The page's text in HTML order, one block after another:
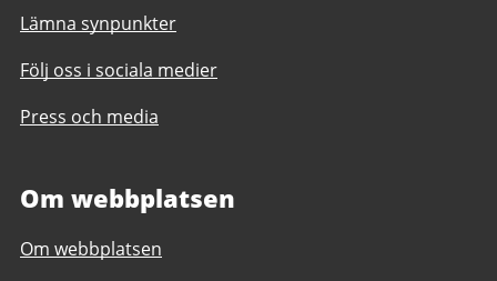
Lämna synpunkter
Följ oss i sociala medier
Press och media
Om webbplatsen
Om webbplatsen